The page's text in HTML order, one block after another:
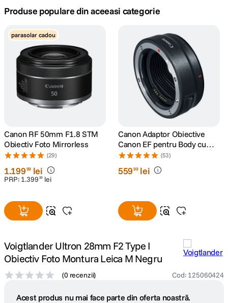
5. canon sx740 hs
6. lavaliera
7. sony fx
9. dji mic mini
10. dji osmo
Produse populare din aceeasi categorie
parasolar cadou
Canon RF 50mm F1.8 STM
Obiectiv Foto Mirrorless
(29)
1.19999 lei
PRP: 1.399 99 lei
Canon Adaptor Obiective
Canon EF pentru Body cu
Montura RF (53)
55999 lei
Voigtlander Ultron 28mm F2 Type I
Obiectiv Foto Montura Leica M Negru
(0 recenzii) Cod: 125060424
Acest produs nu mai face parte din oferta noastră.